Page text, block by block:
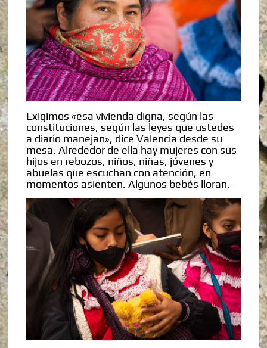
Exigimos «esa vivienda digna, según las
constituciones, según las leyes que ustedes
a diario manejan», dice Valencia desde su
mesa. Alrededor de ella hay mujeres con sus
hijos en rebozos, niños, niñas, jóvenes y
abuelas que escuchan con atención, en
momentos asienten. Algunos bebés lloran.